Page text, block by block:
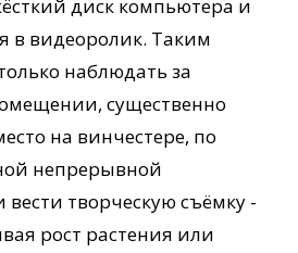
диск компьютера и
в видеоролик. Таким
наблюдать за
существенно
на винчестере, по
непрерывной
творческую съёмку -
рост растения или